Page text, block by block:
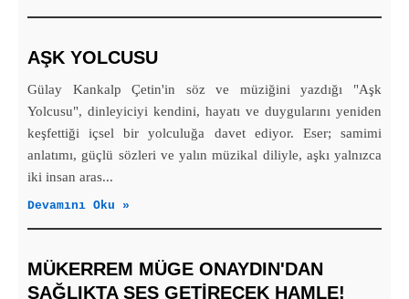
AŞK YOLCUSU
Gülay Kankalp Çetin'in söz ve müziğini yazdığı "Aşk
Yolcusu", dinleyiciyi kendini, hayatı ve duygularını yeniden
keşfettiği içsel bir yolculuğa davet ediyor. Eser; samimi
anlatımı, güçlü sözleri ve yalın müzikal diliyle, aşkı yalnızca
iki insan aras...
Devamını Oku »
MÜKERREM MÜGE ONAYDIN'DAN
SAĞLIKTA SES GETİRECEK HAMLE!